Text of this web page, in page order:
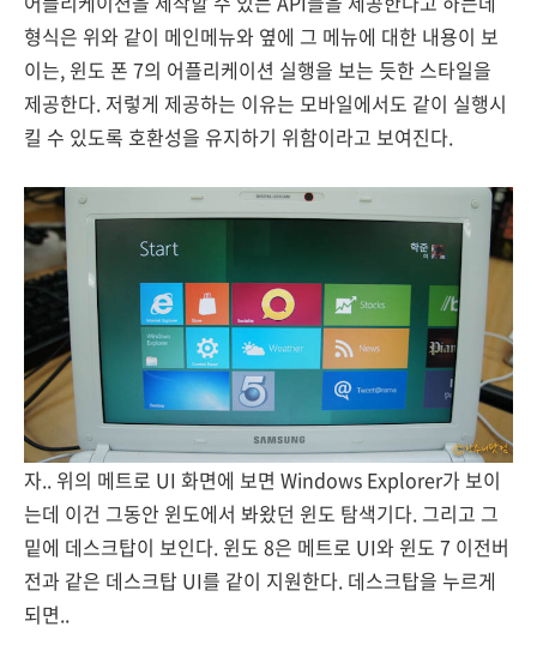
형식은 위와 같이 메인메뉴와 옆에 그 메뉴에 대한 내용이 보
이는, 윈도 폰 7의 어플리케이션 실행을 보는 듯한 스타일을
제공한다. 저렇게 제공하는 이유는 모바일에서도 같이 실행시
킬 수 있도록 호환성을 유지하기 위함이라고 보여진다.
자.. 위의 메트로 UI 화면에 보면 Windows Explorer가 보이
는데 이건 그동안 윈도에서 봐왔던 윈도 탐색기다. 그리고 그
밑에 데스크탑이 보인다. 윈도 8은 메트로 UI와 윈도 7 이전버
전과 같은 데스크탑 UI를 같이 지원한다. 데스크탑을 누르게
되면..